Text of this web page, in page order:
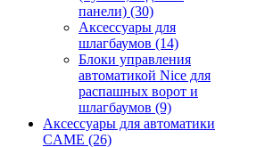
панели) (30)
Аксессуары для
шлагбаумов (14)
Блоки управления
автоматикой Nice для
распашных ворот и
шлагбаумов (9)
Аксессуары для автоматики
CAME (26)